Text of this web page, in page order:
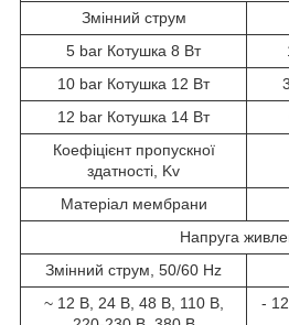
Змінний струм
5 bar Котушка 8 Вт
10 bar Котушка 12 Вт
12 bar Котушка 14 Вт
Коефіцієнт пропускної
здатності, Kv
Матеріал мембрани
Напруга
Змінний струм, 50/60 Hz
~ 12 В, 24 В, 48 В, 110 В,
-